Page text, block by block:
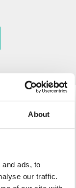
About
ads, to
our traffic.